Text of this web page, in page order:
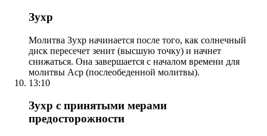
Зухр
Молитва Зухр начинается после того, как солнечный
диск пересечет зенит (высшую точку) и начнет
снижаться. Она завершается с началом времени для
молитвы Аср (послеобеденной молитвы).
13:10
Зухр с принятыми мерами
предосторожности